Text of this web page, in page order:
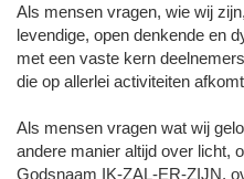
Als mensen vragen, wie wij
levendige, open denkende en
met een vaste kern
die op allerlei activiteiten
Als mensen vragen wat wij
andere manier altijd over licht,
Godsnaam IK-ZAL-ER-ZIJN,